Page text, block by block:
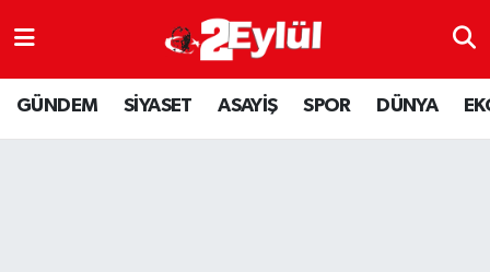
GÜNDEM SİYASET ASAYİŞ SPOR DÜNYA
ASAYİŞ
DÜNYA
Nöbetçi Eczaneler
Hava Durumu